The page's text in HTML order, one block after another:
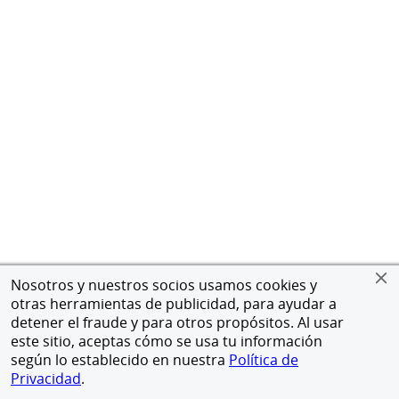
Nosotros y nuestros socios usamos cookies y
otras herramientas de publicidad, para ayudar a
detener el fraude y para otros propósitos. Al usar
este sitio, aceptas cómo se usa tu información
según lo establecido en nuestra Política de
Privacidad.